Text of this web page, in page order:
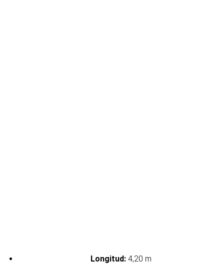
Longitud: 4,20 m